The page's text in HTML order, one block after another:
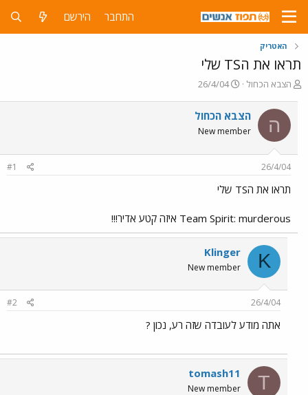
התחבר הירשם
האטריק
תראו את הTS שלי
פ
ח
ה
ו
ש
הצבא הכחול
פ
ס
ם
ת
י
26/4/04
ה הצבא הכחול
New member
26/4/04
#1
תראו את הTS שלי
Team Spirit: murderous איזה קטע אדיר!!!
K
Klinger
New member
26/4/04
#2
אתה מודע לעובדה שזה רע, נכון ?
T
tomash11
New member